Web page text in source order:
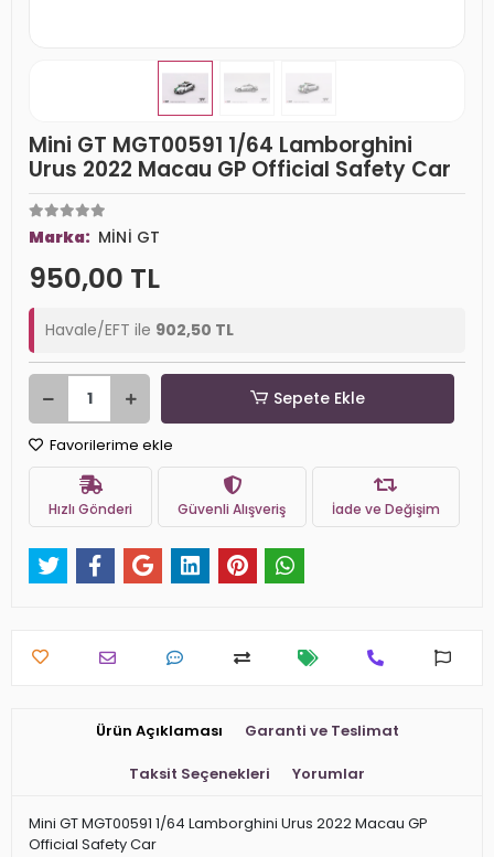
Mini GT MGT00591 1/64 Lamborghini
Urus 2022 Macau GP Official Safety Car
Marka: MİNİ GT
950,00 TL
Havale/EFT ile 902,50 TL
Sepete Ekle
Favorilerime ekle
Hızlı Gönderi Güvenli Alışveriş İade ve Değişim
Ürün Açıklaması Garanti ve Teslimat
Taksit Seçenekleri Yorumlar
Mini GT MGT00591 1/64 Lamborghini Urus 2022 Macau GP
Official Safety Car